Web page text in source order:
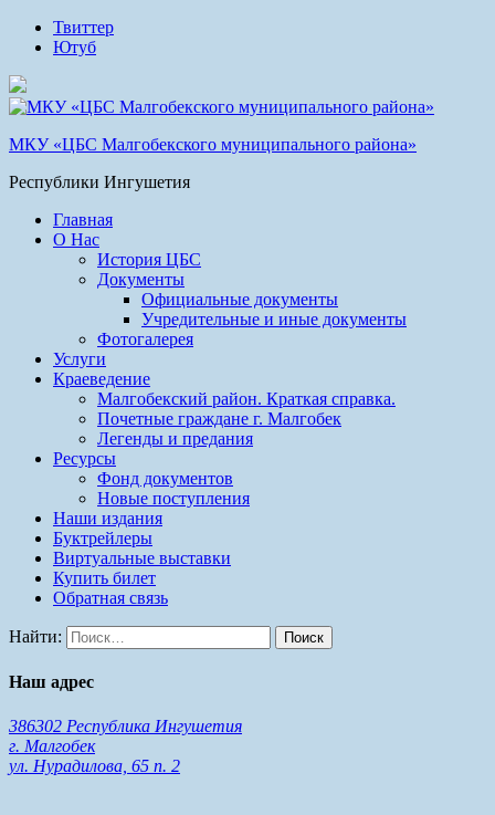
Твиттер
Ютуб
МКУ «ЦБС Малгобекского муниципального района»
Республики Ингушетия
Главная
О Нас
История ЦБС
Документы
Официальные документы
Учредительные и иные документы
Фотогалерея
Услуги
Краеведение
Малгобекский район. Краткая справка.
Почетные граждане г. Малгобек
Легенды и предания
Ресурсы
Фонд документов
Новые поступления
Наши издания
Буктрейлеры
Виртуальные выставки
Купить билет
Обратная связь
Найти:
Наш адрес
386302 Республика Ингушетия
г. Малгобек
ул. Нурадилова, 65 п. 2